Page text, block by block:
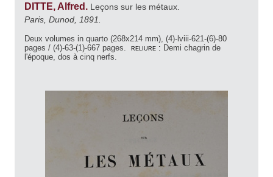
DITTE, Alfred. Leçons sur les métaux.
Paris, Dunod, 1891.
Deux volumes in quarto (268x214 mm), (4)-lviii-621-(6)-80
pages / (4)-63-(1)-667 pages. reliure : Demi chagrin de
l'époque, dos à cinq nerfs.